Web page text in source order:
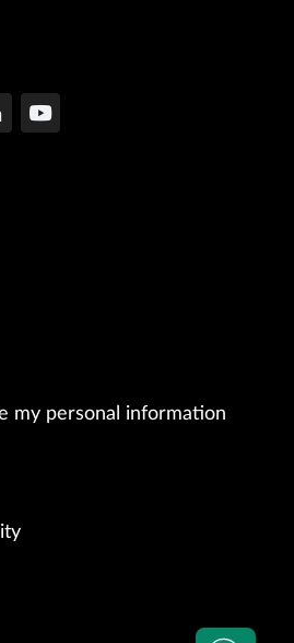
my personal information